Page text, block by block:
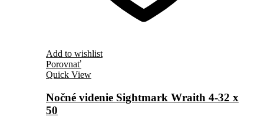
Add to wishlist
Porovnať
Quick View
Nočné videnie Sightmark Wraith 4-32 x
50